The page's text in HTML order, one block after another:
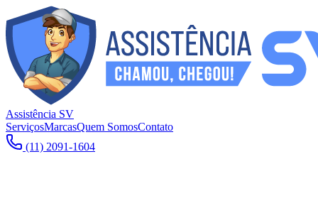
Assistência SV
ServiçosMarcasQuem SomosContato
(11) 2091-1604